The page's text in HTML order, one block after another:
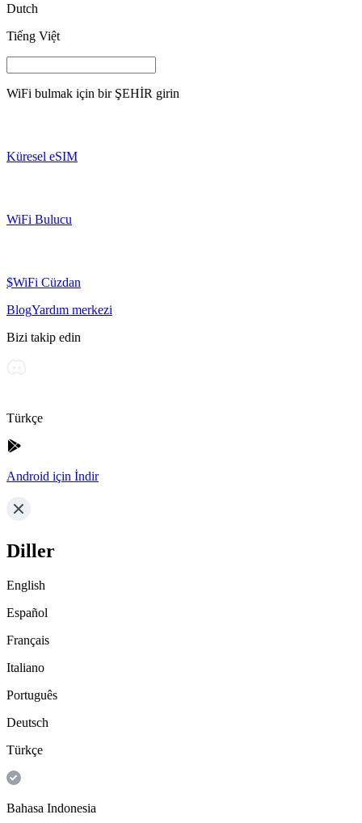
Dutch
Tiếng Việt
WiFi bulmak için bir ŞEHİR girin
Küresel eSIM
WiFi Bulucu
$WiFi Cüzdan
BlogYardım merkezi
Bizi takip edin
Türkçe
Android için İndir
Diller
English
Español
Français
Italiano
Português
Deutsch
Türkçe
Bahasa Indonesia